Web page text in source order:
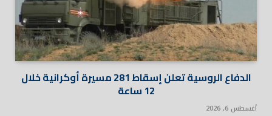
الدفاع الروسية تعلن إسقاط 281 مسيرة أوكرانية خلال
12 ساعة
أغسطس 6, 2026